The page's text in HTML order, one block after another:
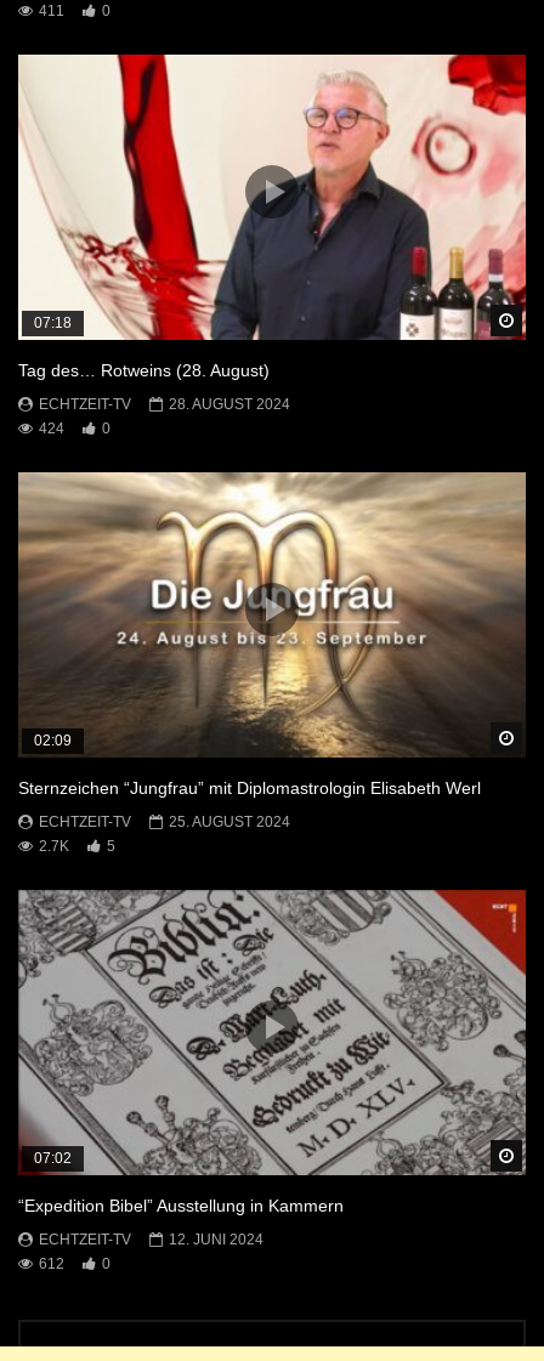
411
0
07:18
Tag des… Rotweins (28. August)
ECHTZEIT-TV
28. AUGUST 2024
424
0
02:09
Sternzeichen “Jungfrau” mit Diplomastrologin Elisabeth Werl
ECHTZEIT-TV
25. AUGUST 2024
2.7K
5
07:02
“Expedition Bibel” Ausstellung in Kammern
ECHTZEIT-TV
12. JUNI 2024
612
0